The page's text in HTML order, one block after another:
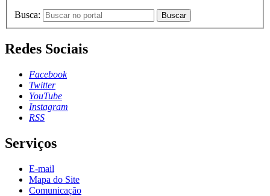
Busca: Buscar
Redes Sociais
Facebook
Twitter
YouTube
Instagram
RSS
Serviços
E-mail
Mapa do Site
Comunicação